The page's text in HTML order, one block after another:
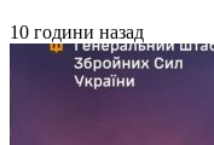
10 години назад